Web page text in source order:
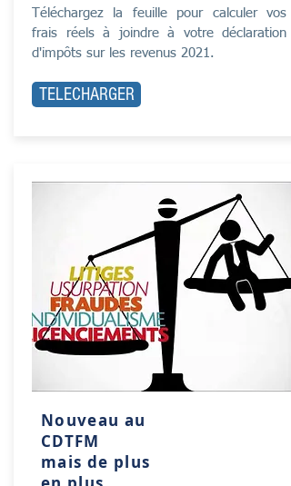
Téléchargez la feuille pour calculer vos
frais réels à joindre à votre déclaration
d'impôts sur les revenus 2021.
TELECHARGER
Nouveau au
CDTFM
mais de plus